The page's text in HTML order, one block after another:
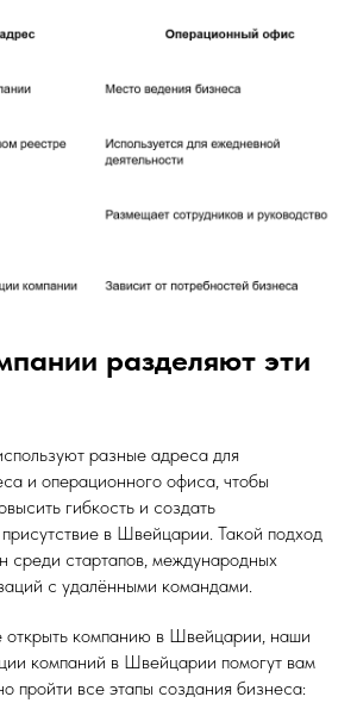
разделяют эти
разные адреса для
и операционного офиса, чтобы
гибкость и создать
в Швейцарии. Такой подход
среди стартапов, международных
с удалёнными командами.
открыть компанию в Швейцарии, наши
компаний в Швейцарии помогут вам
пройти все этапы создания бизнеса: